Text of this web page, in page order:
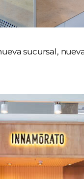
sucursal,